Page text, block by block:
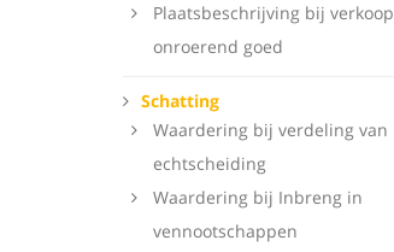
Plaatsbeschrijving bij verkoop
onroerend goed
Schatting
Waardering bij verdeling van
echtscheiding
Waardering bij Inbreng in
vennootschappen